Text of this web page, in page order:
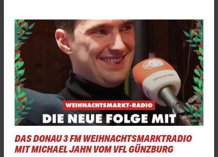
DAS DONAU 3 FM WEIHNACHTSMARKTRADIO
MIT MICHAEL JAHN VOM VFL GÜNZBURG